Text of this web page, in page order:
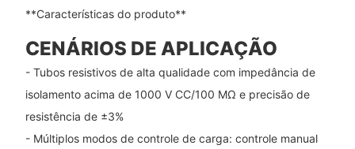
**Características do produto**
CENÁRIOS DE APLICAÇÃO
- Tubos resistivos de alta qualidade com impedância de
isolamento acima de 1000 V CC/100 MΩ e precisão de
resistência de ±3%
- Múltiplos modos de controle de carga: controle manual